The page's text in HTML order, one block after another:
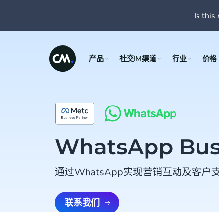
产品 社交IM渠道 行业 价格
WhatsApp
通过WhatsApp实现营销互动及客户
联系我们
Is this